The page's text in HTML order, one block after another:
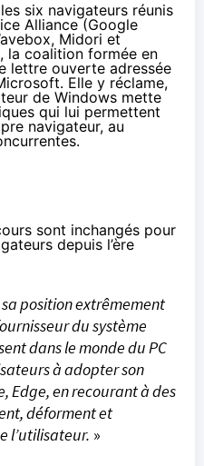
six navigateurs réunis
Alliance (Google
Midori et
la coalition formée en
lettre ouverte adressée
Elle y réclame,
de Windows mette
qui lui permettent
navigateur, au
sont inchangés pour
depuis l’ère
position extrêmement
du système
dans le monde du PC
à adopter son
en recourant à des
déforment et
l’utilisateur. »